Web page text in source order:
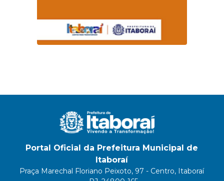
Portal Oficial da Prefeitura Municipal de
Itaboraí
Praça Marechal Floriano Peixoto, 97 - Centro, Itaboraí